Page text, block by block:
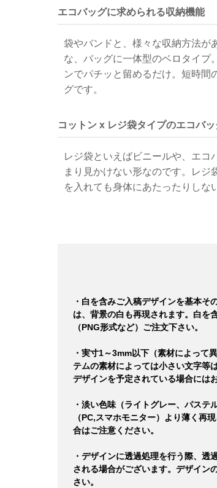
エコバッグに求められる収納機能
袋やバンドと、様々な収納方法が
な、バッグに一体型のベロタイプ
ンでパチッと留めるだけ。短時間
グです。
コットン x レジ袋タイプのエコバッ
レジ袋といえばビニールや、エコ
まり見かけない形なのです。レジ
を入れても身体にあたったりしな
・白を含みご入稿デザインを基本
は、背景の白も再現されます。白を
（PNG形式など）ご注文下さい。
・実寸1～3mm以下（素材によって
テムの素材によっては小さい文字等
デザインを予定されている場合には
・淡い色味（ライトグレー、パス
（PC,スマホモニター）より薄く再
合はご注意ください。
・デザインに透過処理を行う際、
される場合がございます。デザイン
さい。